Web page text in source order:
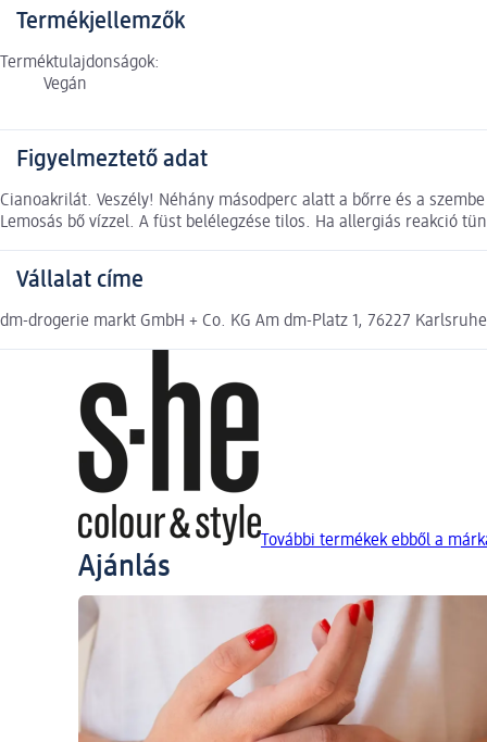
Termékjellemzők
Terméktulajdonságok:
Vegán
Figyelmeztető adat
Cianoakrilát. Veszély! Néhány másodperc alatt a bőrre és a
Lemosás bő vízzel. A füst belélegzése tilos. Ha allergiás reakció
Vállalat címe
dm-drogerie markt GmbH + Co. KG Am dm-Platz 1, 76227
További termékek ebből a
Ajánlás